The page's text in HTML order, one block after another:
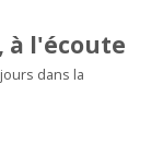
à l'écoute
dans la